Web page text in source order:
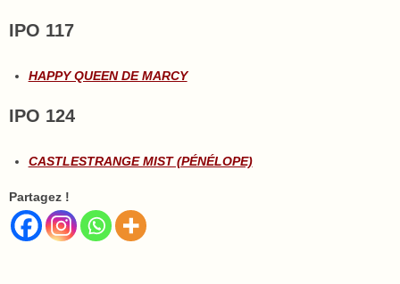
IPO 117
HAPPY QUEEN DE MARCY
IPO 124
CASTLESTRANGE MIST (PÉNÉLOPE)
Partagez !